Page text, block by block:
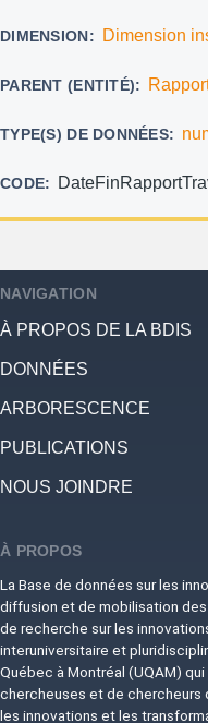
DIMENSION Dimension
PARENT (ENTITÉ)
TYPE(S) DE DONNÉES
CODE
NAVIGATION
À PROPOS DE LA BDIS
DONNÉES
ARBORESCENCE
PUBLICATIONS
NOUS JOINDRE
À PROPOS
La Base de données sur les
diffusion et de mobilisation
de recherche sur les
interuniversitaire et
Québec à Montréal (UQAM)
chercheuses et de chercheurs
les innovations et les